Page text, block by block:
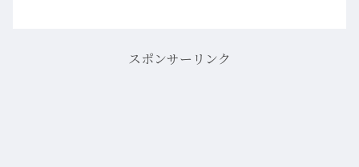
スポンサーリンク